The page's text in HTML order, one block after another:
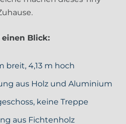
Blick:
breit, 4,13 m hoch
aus Holz und Aluminium
keine Treppe
aus Fichtenholz